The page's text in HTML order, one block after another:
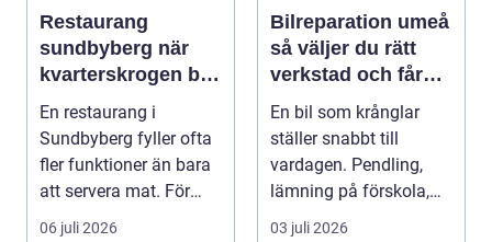
Restaurang
sundbyberg när
kvarterskrogen blir
vardagsrum
En restaurang i
Sundbyberg fyller ofta
fler funktioner än bara
att servera mat. För
många blir den s...
06 juli 2026
Bilreparation umeå
så väljer du rätt
verkstad och får
bilen att hålla
längre
En bil som krånglar
ställer snabbt till
vardagen. Pendling,
lämning på förskola,
utflykter och storh...
03 juli 2026